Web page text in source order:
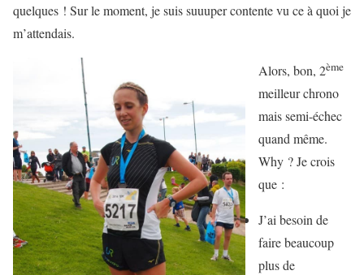
quelques ! Sur le moment, je suis suuuper contente vu ce à quoi je
m’attendais.
Alors, bon, 2ème
meilleur chrono
mais semi-échec
quand même.
Why ? Je crois
que :
J’ai besoin de
faire beaucoup
plus de